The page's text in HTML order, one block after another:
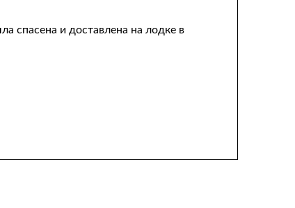
спасена и доставлена ​​на лодке в